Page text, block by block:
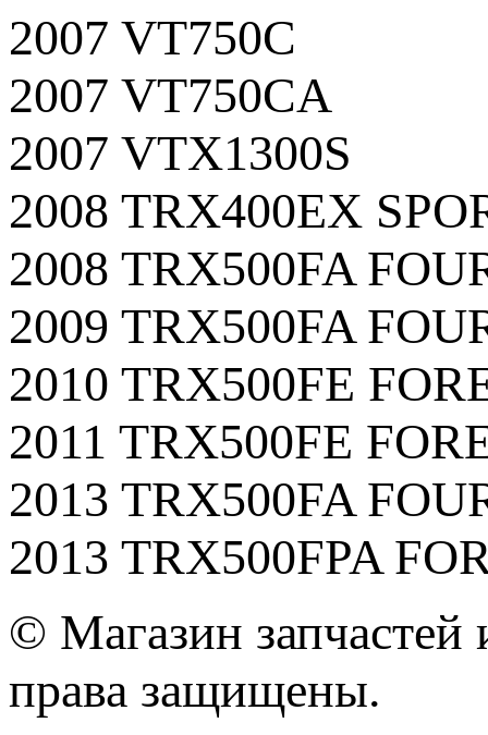
2007 VT750C
2007 VT750CA
2007 VTX1300S
2008 TRX400EX
2008 TRX500FA
2009 TRX500FA
2010 TRX500FE
2011 TRX500FE
2013 TRX500FA
2013 TRX500FPA
© Магазин
права защищены.